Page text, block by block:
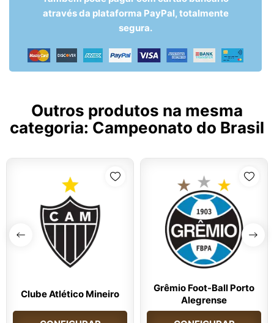
através da plataforma PayPal, totalmente
segura.
Outros produtos na mesma
categoria: Campeonato do Brasil
Clube Atlético Mineiro
Grêmio Foot-Ball Porto
Alegrense